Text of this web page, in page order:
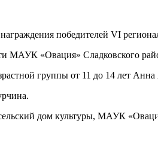
победителей VI
МАУК «Овация» Сладковского
группы от 11 до 14 лет
дом культуры, МАУК